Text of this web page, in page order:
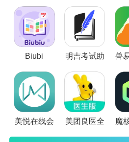
些事，那么接下来小编就给大家推
软件吧，时刻给自己充充电。
Biubi 明吉考试助 兽
美悦在线会 美团良医全 魔